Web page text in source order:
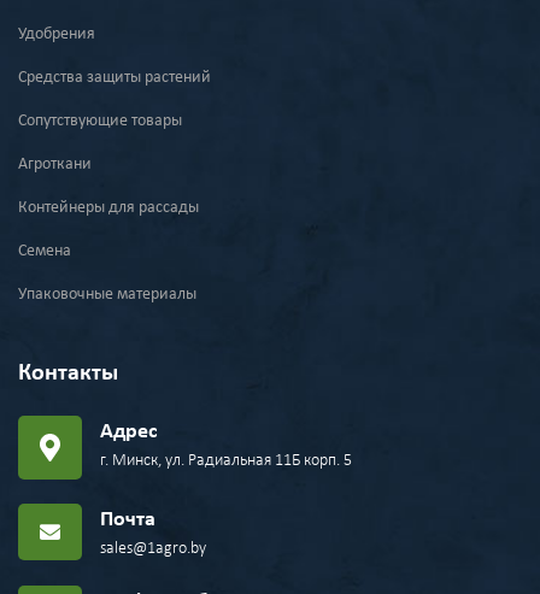
Удобрения
Средства защиты растений
Сопутствующие товары
Агроткани
Контейнеры для рассады
Семена
Упаковочные материалы
Контакты
Адрес
г. Минск, ул. Радиальная 11Б корп. 5
Почта
sales@1agro.by